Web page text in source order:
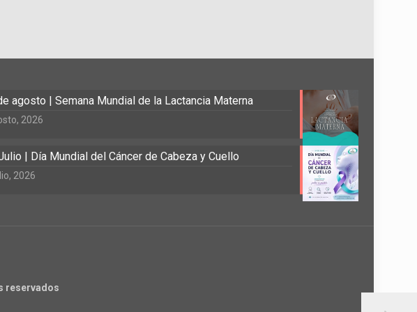
agosto | Semana Mundial de la Lactancia Materna
2026
| Día Mundial del Cáncer de Cabeza y Cuello
2026
reservados